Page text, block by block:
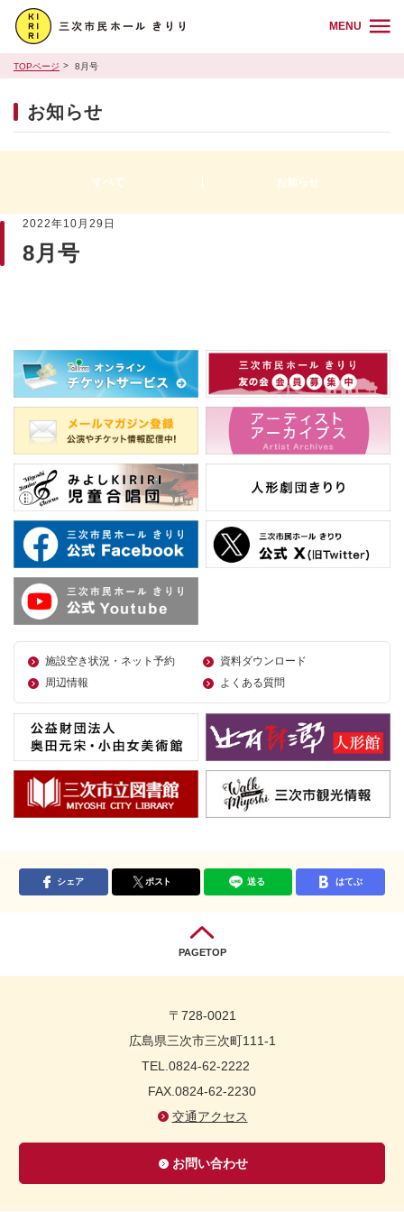
MENU
TOPページ 8月号
お知らせ
すべて お知らせ
2022年10月29日
8月号
施設空き状況・ネット予約
資料ダウンロード
周辺情報
よくある質問
シェア ポスト 送る はてぶ
PAGETOP
〒728-0021
広島県三次市三次町111-1
TEL.0824-62-2222
FAX.0824-62-2230
交通アクセス
お問い合わせ